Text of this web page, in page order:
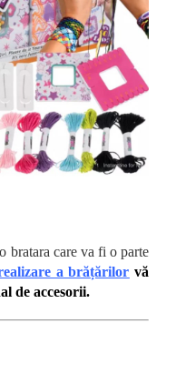
bratara care va fi o parte
a brățărilor vă
de accesorii.